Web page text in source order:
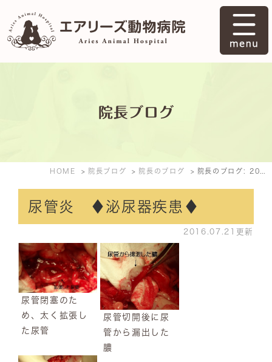
院長ブログ
HOME 院長ブログ 院長のブログ
尿管炎 ♦泌尿器疾患♦
2016.07.21更新
尿管閉塞のた
め、太く拡張し
た尿管
尿管切開後に尿
管から漏出した
膿